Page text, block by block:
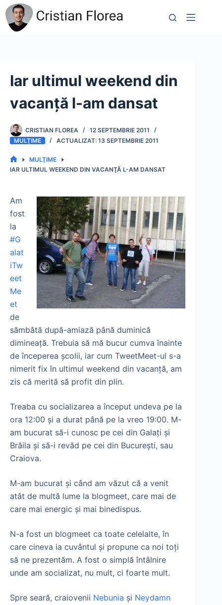
Sari
la
conținut
Iar ultimul weekend din
vacanţă l-am dansat
CRISTIAN FLOREA
12 SEPTEMBRIE 2011
MULŢIME
13 SEPTEMBRIE 2011
PRIMA
MULŢIME
IAR ULTIMUL WEEKEND DIN VACANŢĂ L-AM DANSAT
Am
fost
la
#G
alat
iTw
eet
Me
et
de
sămbâtă după-amiază până duminică
dimineaţă. Trebuia să mă bucur cumva înainte
de începerea şcolii, iar cum TweetMeet-ul s-a
nimerit fix în ultimul weekend din vacanţă, am
zis că merită să profit din plin.
Treaba cu socializarea a început undeva pe la
ora 12:00 şi a durat până pe la vreo 19:00. M-
am bucurat să-i cunosc pe cei din Galaţi şi
Brăila şi să-i revăd pe cei din Bucureşti, sau
Craiova.
M-am bucurat şi când am văzut că a venit
atât de multă lume la blogmeet, care mai de
care mai energic şi mai binedispus.
N-a fost un blogmeet ca toate celelalte, în
care cineva ia cuvântul şi propune ca noi toţi
să ne prezentăm. A fost o simplă întâlnire
unde am socializat, nu mult, ci foarte mult.
Spre seară, craiovenii Nebunia şi Neydamn